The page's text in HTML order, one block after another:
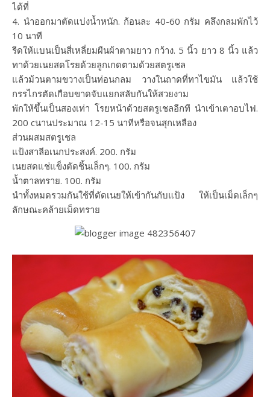
ได้ที่
4. นำออกมาตัดแบ่งน้ำหนัก. ก้อนละ 40-60 กรัม คลึงกลมพักไว้
10 นาที
รีดให้แบนเป็นสี่เหลี่ยมผืนผ้าตามยาว กว้าง. 5 นิ้ว ยาว 8 นิ้ว แล้ว
ทาด้วยเนยสดโรยด้วยลูกเกดตามด้วยสตรูเชล
แล้วม้วนตามขวางเป็นท่อนกลม วางในถาดที่ทาไขมัน แล้วใช้
กรรไกรตัดเกือบขาดจับแยกสลับกันให้สวยงาม
พักให้ขึ้นเป็นสองเท่า โรยหน้าด้วยสตรูเชลอีกที นำเข้าเตาอบไฟ.
200 cนานประมาณ 12-15 นาทีหรือจนสุกเหลือง
ส่วนผสมสตรูเชล
แป้งสาลีอเนกประสงค์. 200. กรัม
เนยสดแช่แข็งตัดชิ้นเล็กๆ. 100. กรัม
น้ำตาลทราย. 100. กรัม
นำทั้งหมดรวมกันใช้ที่ตัดเนยให้เข้ากันกับแป้ง ให้เป็นเม็ดเล็กๆ
ลักษณะคล้ายเม็ดทราย